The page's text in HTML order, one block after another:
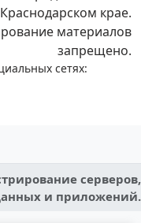
крае.
материалов
запрещено.
сетях:
серверов,
и приложений.